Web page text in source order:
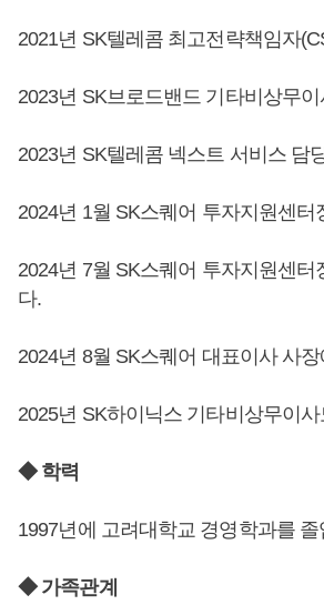
2021년 SK텔레콤 최고전략책임자
2023년 SK브로드밴드 기타비상무
2023년 SK텔레콤 넥스트 서비스 담
2024년 1월 SK스퀘어 투자지원센터
2024년 7월 SK스퀘어 투자지원센터
다.
2024년 8월 SK스퀘어 대표이사 사
2025년 SK하이닉스 기타비상무이
◆ 학력
1997년에 고려대학교 경영학과를 졸
◆ 가족관계